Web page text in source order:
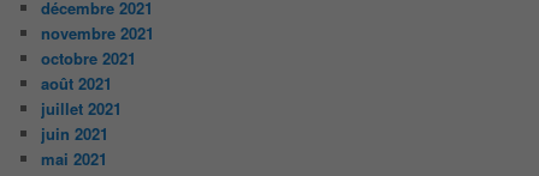
décembre 2021
novembre 2021
octobre 2021
août 2021
juillet 2021
juin 2021
mai 2021